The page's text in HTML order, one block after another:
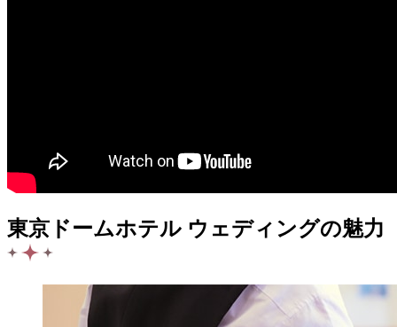
東京ドームホテル ウェディングの魅力